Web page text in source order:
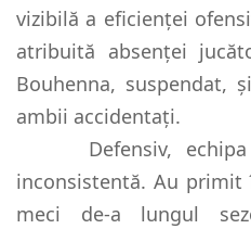
vizibilă a eficienței
atribuită absenței
Bouhenna, suspendat,
ambii accidentați.
Defensiv, echipa
inconsistentă. Au
meci de-a lungul